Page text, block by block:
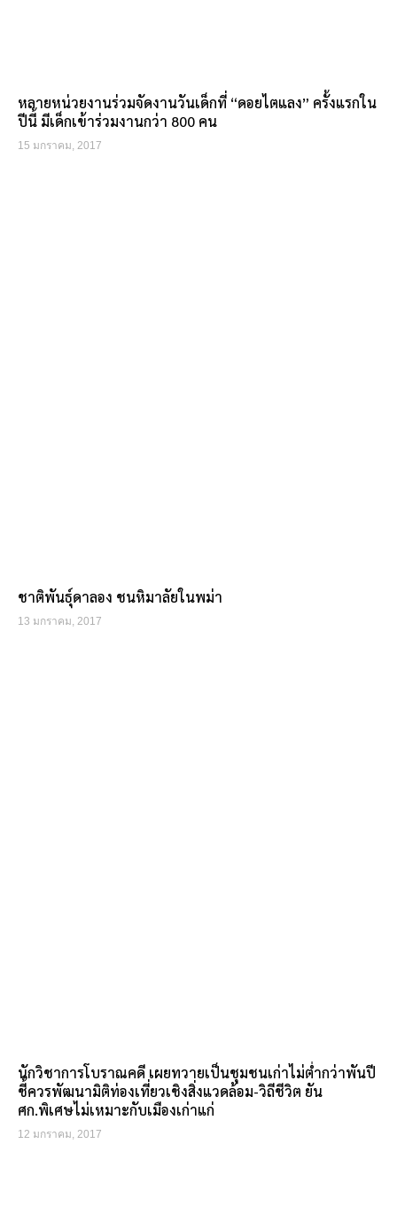
หลายหน่วยงานร่วมจัดงานวันเด็กที่ “ดอยไตแลง” ครั้งแรกใน
ปีนี้ มีเด็กเข้าร่วมงานกว่า 800 คน
15 มกราคม, 2017
ชาติพันธุ์ดาลอง ชนหิมาลัยในพม่า
13 มกราคม, 2017
นักวิชาการโบราณคดี เผยทวายเป็นชุมชนเก่าไม่ต่ำกว่าพันปี
ชี้ควรพัฒนามิติท่องเที่ยวเชิงสิ่งแวดล้อม-วิถีชีวิต ยัน
ศก.พิเศษไม่เหมาะกับเมืองเก่าแก่
12 มกราคม, 2017